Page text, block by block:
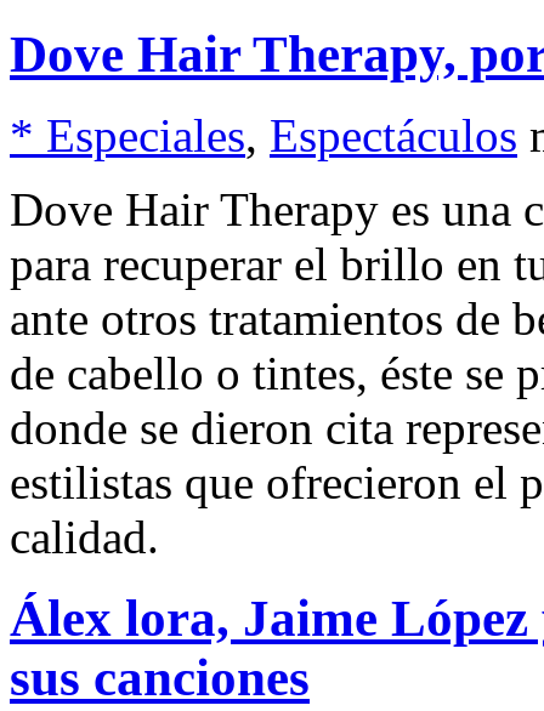
Dove Hair Therapy,
* Especiales, Espectáculos
Dove Hair Therapy es una
para recuperar el brillo en
ante otros tratamientos de
de cabello o tintes, éste se
donde se dieron cita
estilistas que ofrecieron el
calidad.
Álex lora, Jaime
sus canciones